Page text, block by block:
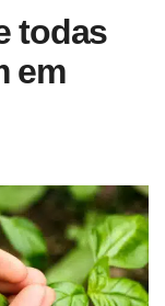
todas
em